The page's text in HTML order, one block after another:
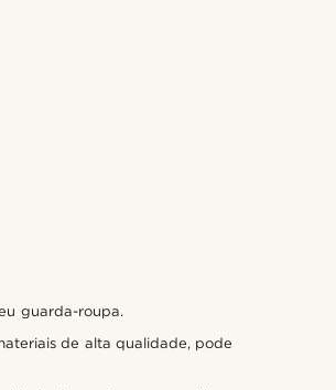
guarda-roupa.
de alta qualidade, pode